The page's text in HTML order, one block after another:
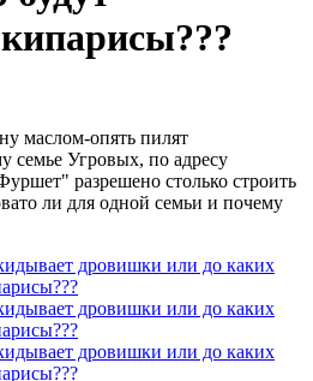
маслом-опять пилят
семье Угровых, по адресу
разрешено столько строить
ли для одной семьи и почему